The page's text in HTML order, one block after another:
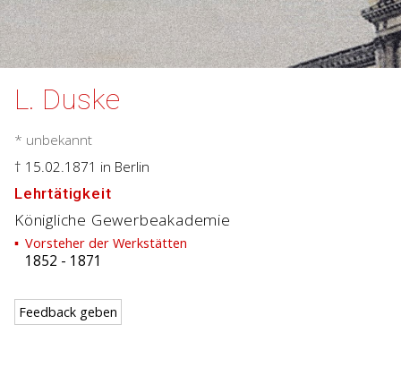
L. Duske
* unbekannt
† 15.02.1871 in Berlin
Lehrtätigkeit
Königliche Gewerbeakademie
Vorsteher der Werkstätten
1852 - 1871
Feedback geben